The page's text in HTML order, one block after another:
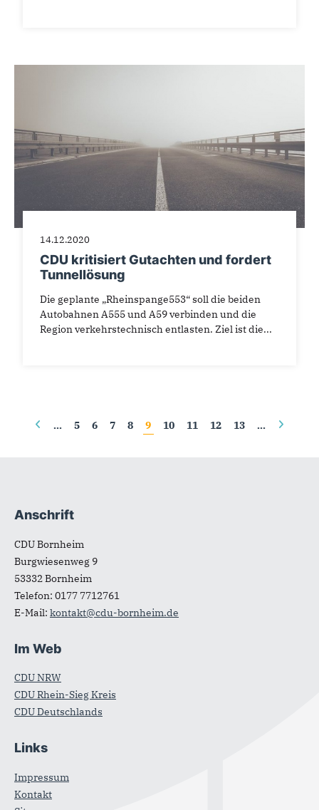
14.12.2020
CDU kritisiert Gutachten und fordert
Tunnellösung
Die geplante „Rheinspange553“ soll die beiden
Autobahnen A555 und A59 verbinden und die
Region verkehrstechnisch entlasten. Ziel ist die...
Seiten
… 5 6 7 8 9 10 11 12 13 …
Fußbereich
Anschrift
CDU Bornheim
Burgwiesenweg 9
53332Bornheim
Telefon: 0177 7712761
E-Mail: kontakt@cdu-bornheim.de
Im Web
CDU NRW
CDU Rhein-Sieg Kreis
CDU Deutschlands
Links
Impressum
Kontakt